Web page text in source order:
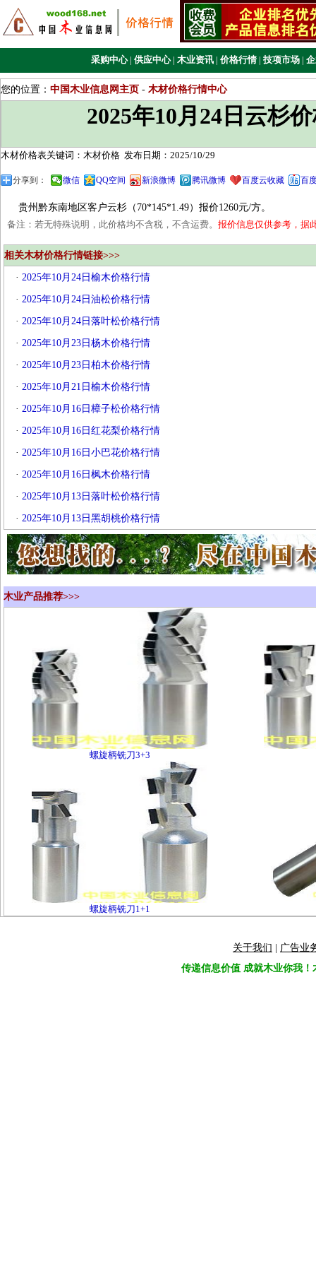
采购中心 | 供应中心 | 木业资讯 | 价格行情 | 技项市场 |
您的位置： 中国木业信息网主页 - 木材价格行情中心
2025年10月24日云杉
木材价格表关键词：木材价格 发布日期：2025/10/29
分享到： 微信 QQ空间 新浪微博 腾讯微博 百度云收藏 百
贵州黔东南地区客户云杉（70*145*1.49）报价1260元/方。
备注：若无特殊说明，此价格均不含税，不含运费。 报价信息仅供参考，据
相关木材价格行情链接>>>
· 2025年10月24日榆木价格行情
· 2025年10月24日油松价格行情
· 2025年10月24日落叶松价格行情
· 2025年10月23日杨木价格行情
· 2025年10月23日柏木价格行情
· 2025年10月21日榆木价格行情
· 2025年10月16日樟子松价格行情
· 2025年10月16日红花梨价格行情
· 2025年10月16日小巴花价格行情
· 2025年10月16日枫木价格行情
· 2025年10月13日落叶松价格行情
· 2025年10月13日黑胡桃价格行情
木业产品推荐>>>
螺旋柄铣刀3+3
螺旋柄铣刀1+1
关于我们
广告业
传递信息价值 成就木业你我